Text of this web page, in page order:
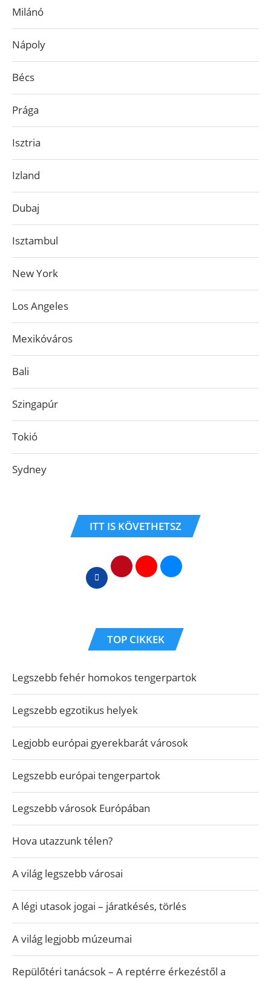
Milánó
Nápoly
Bécs
Prága
Isztria
Izland
Dubaj
Isztambul
New York
Los Angeles
Mexikóváros
Bali
Szingapúr
Tokió
Sydney
ITT IS KÖVETHETSZ
TOP CIKKEK
Legszebb fehér homokos tengerpartok
Legszebb egzotikus helyek
Legjobb európai gyerekbarát városok
Legszebb európai tengerpartok
Legszebb városok Európában
Hova utazzunk télen?
A világ legszebb városai
A légi utasok jogai – járatkésés, törlés
A világ legjobb múzeumai
Repülőtéri tanácsok – A reptérre érkezéstől a